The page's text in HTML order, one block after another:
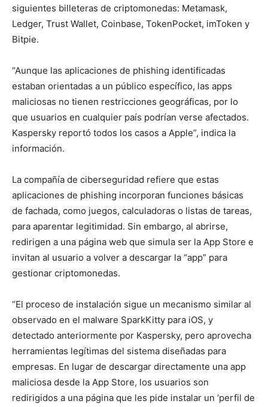
siguientes billeteras de criptomonedas: Metamask,
Ledger, Trust Wallet, Coinbase, TokenPocket, imToken y
Bitpie.
“Aunque las aplicaciones de phishing identificadas
estaban orientadas a un público específico, las apps
maliciosas no tienen restricciones geográficas, por lo
que usuarios en cualquier país podrían verse afectados.
Kaspersky reportó todos los casos a Apple”, indica la
información.
La compañía de ciberseguridad refiere que estas
aplicaciones de phishing incorporan funciones básicas
de fachada, como juegos, calculadoras o listas de tareas,
para aparentar legitimidad. Sin embargo, al abrirse,
redirigen a una página web que simula ser la App Store e
invitan al usuario a volver a descargar la “app” para
gestionar criptomonedas.
“El proceso de instalación sigue un mecanismo similar al
observado en el malware SparkKitty para iOS, y
detectado anteriormente por Kaspersky, pero aprovecha
herramientas legítimas del sistema diseñadas para
empresas. En lugar de descargar directamente una app
maliciosa desde la App Store, los usuarios son
redirigidos a una página que les pide instalar un ‘perfil de